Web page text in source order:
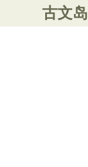
古文岛